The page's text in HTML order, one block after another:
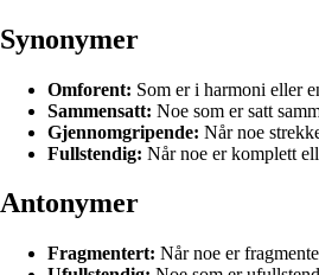
Synonymer
Omforent: Som er i harmoni eller
Sammensatt: Noe som er satt
Gjennomgripende: Når noe
Fullstendig: Når noe er komplett
Antonymer
Fragmentert: Når noe er